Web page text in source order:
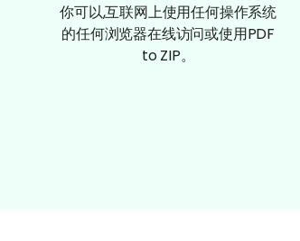
你可以,互联网上使用任何操作系统
的任何浏览器在线访问或使用PDF
to ZIP。